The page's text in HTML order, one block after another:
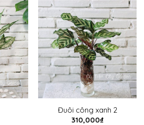
Đuôi công xanh 2
310,000₫